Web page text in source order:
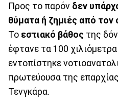
Προς το παρόν δεν
θύματα ή ζημιές από τον
Το εστιακό βάθος της
έφτανε τα 100 χιλιόμετρα
εντοπίστηκε
πρωτεύουσα της
Τενγκάρα.